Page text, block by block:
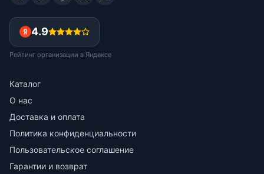
4.9
Рейтинг организации в Яндексе
Каталог
О нас
Доставка и оплата
Политика конфиденциальности
Пользовательское соглашение
Гарантии и возврат